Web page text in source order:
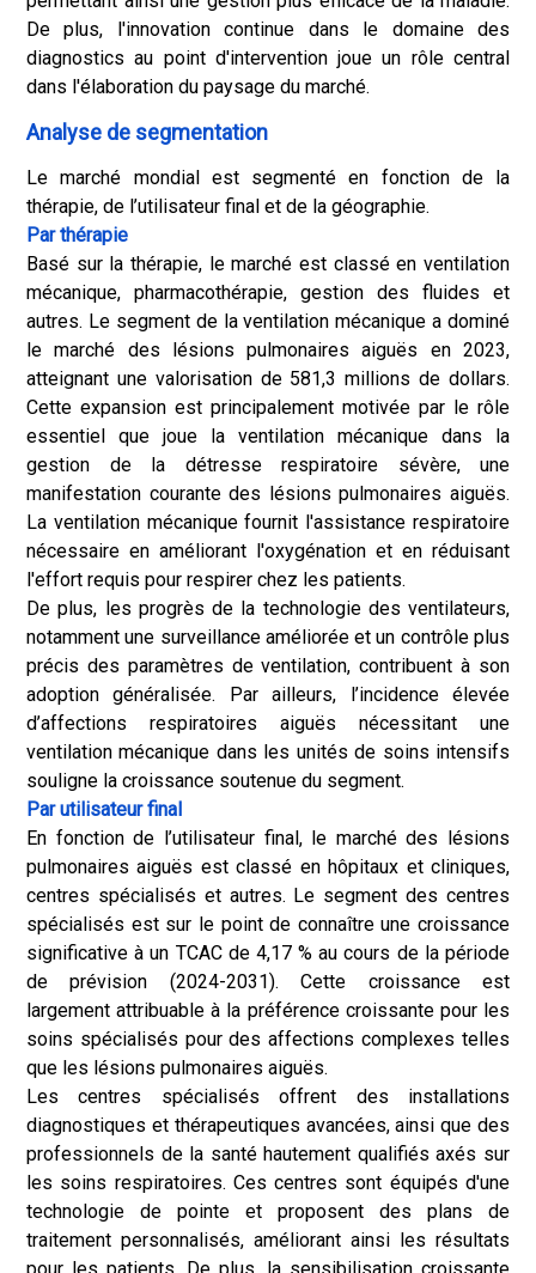
De plus, l'innovation continue dans le domaine des
diagnostics au point d'intervention joue un rôle central
dans l'élaboration du paysage du marché.
Analyse de segmentation
Le marché mondial est segmenté en fonction de la
thérapie, de l’utilisateur final et de la géographie.
Par thérapie
Basé sur la thérapie, le marché est classé en ventilation
mécanique, pharmacothérapie, gestion des fluides et
autres. Le segment de la ventilation mécanique a dominé
le marché des lésions pulmonaires aiguës en 2023,
atteignant une valorisation de 581,3 millions de dollars.
Cette expansion est principalement motivée par le rôle
essentiel que joue la ventilation mécanique dans la
gestion de la détresse respiratoire sévère, une
manifestation courante des lésions pulmonaires aiguës.
La ventilation mécanique fournit l'assistance respiratoire
nécessaire en améliorant l'oxygénation et en réduisant
l'effort requis pour respirer chez les patients.
De plus, les progrès de la technologie des ventilateurs,
notamment une surveillance améliorée et un contrôle plus
précis des paramètres de ventilation, contribuent à son
adoption généralisée. Par ailleurs, l’incidence élevée
d’affections respiratoires aiguës nécessitant une
ventilation mécanique dans les unités de soins intensifs
souligne la croissance soutenue du segment.
Par utilisateur final
En fonction de l’utilisateur final, le marché des lésions
pulmonaires aiguës est classé en hôpitaux et cliniques,
centres spécialisés et autres. Le segment des centres
spécialisés est sur le point de connaître une croissance
significative à un TCAC de 4,17 % au cours de la période
de prévision (2024-2031). Cette croissance est
largement attribuable à la préférence croissante pour les
soins spécialisés pour des affections complexes telles
que les lésions pulmonaires aiguës.
Les centres spécialisés offrent des installations
diagnostiques et thérapeutiques avancées, ainsi que des
professionnels de la santé hautement qualifiés axés sur
les soins respiratoires. Ces centres sont équipés d'une
technologie de pointe et proposent des plans de
traitement personnalisés, améliorant ainsi les résultats